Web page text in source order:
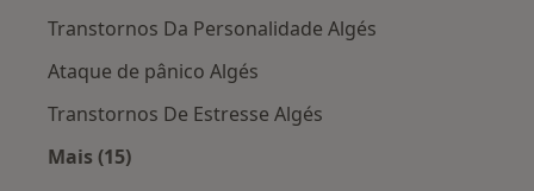
Transtornos Da Personalidade Algés
Ataque de pânico Algés
Transtornos De Estresse Algés
Mais (15)